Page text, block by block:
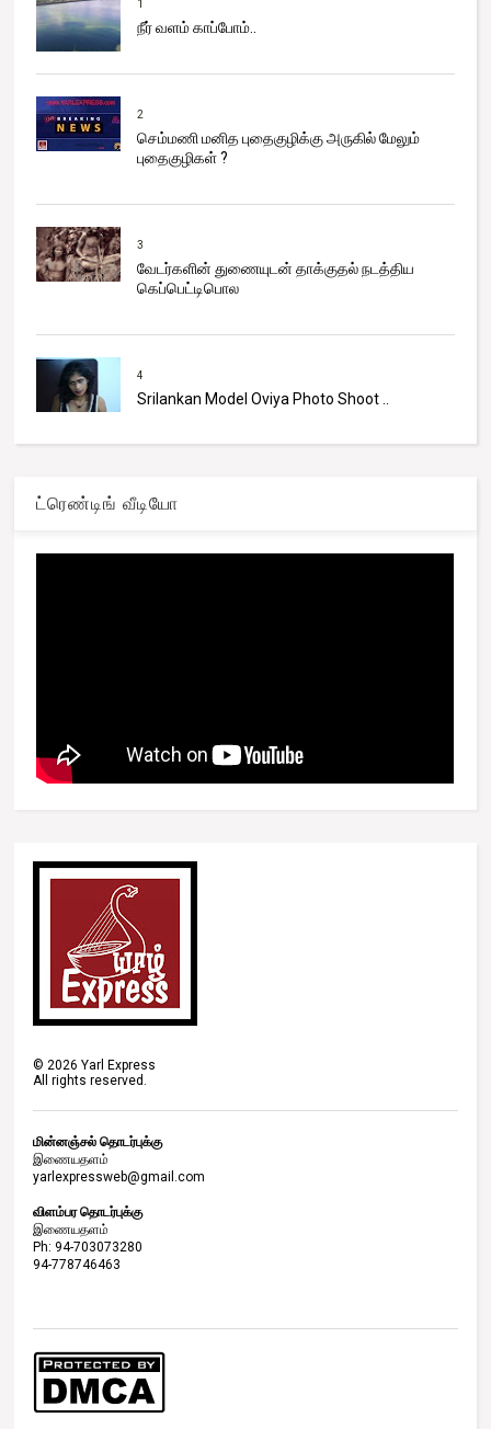
1
நீர் வளம் காப்போம்..
2
செம்மணி மனித புதைகுழிக்கு அருகில் மேலும்
புதைகுழிகள் ?
3
வேடர்களின் துணையுடன் தாக்குதல் நடத்திய
கெப்பெட்டிபொல
4
Srilankan Model Oviya Photo Shoot ..
ட்ரெண்டிங் வீடியோ
©2026 Yarl Express
All rights reserved.
மின்னஞ்சல் தொடர்புக்கு
இணையதளம்
yarlexpressweb@gmail.com
விளம்பர தொடர்புக்கு
இணையதளம்
Ph: 94-703073280
94-778746463